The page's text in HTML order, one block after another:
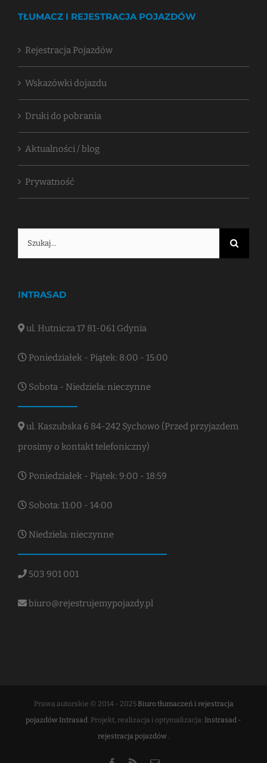
TŁUMACZ I REJESTRACJA POJAZDÓW
Rejestracja Pojazdów
Wskazówki dojazdu
Druki do pobrania
Aktualności / blog
Prywatność
Szukaj
INTRASAD
ul. Hutnicza 17 81-061 Gdynia
Poniedziałek - Piątek: 8:00 - 15:00
Sobota - Niedziela: nieczynne
ul. Kaszubska 6 84-242 Sychowo (Przed przyjazdem
prosimy o kontakt telefoniczny)
Poniedziałek - Piątek: 9:00 - 18:59
Sobota: 11:00 - 14:00
Niedziela: nieczynne
503 901 001
biuro@rejestrujemypojazdy.pl
Prawa autorskie © 2014 - 2025 Biuro tłumaczeń i rejestracja
pojazdów Intrasad. Projekt, realizacja i optymalizacja: Instrasad -
rejestracja pojazdów .